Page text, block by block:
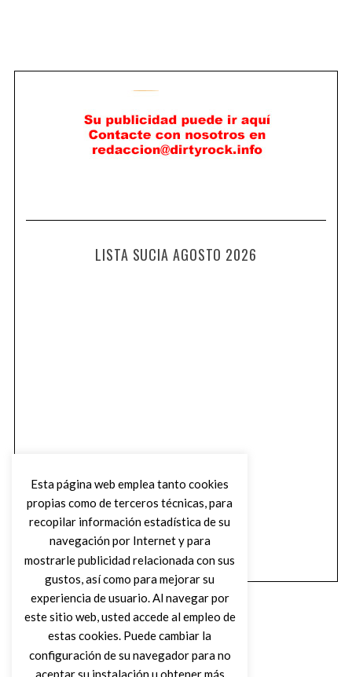
LISTA SUCIA AGOSTO 2026
Esta página web emplea tanto cookies
propias como de terceros técnicas, para
recopilar información estadística de su
navegación por Internet y para
mostrarle publicidad relacionada con sus
gustos, así como para mejorar su
experiencia de usuario. Al navegar por
este sitio web, usted accede al empleo de
estas cookies. Puede cambiar la
configuración de su navegador para no
aceptar su instalación u obtener más